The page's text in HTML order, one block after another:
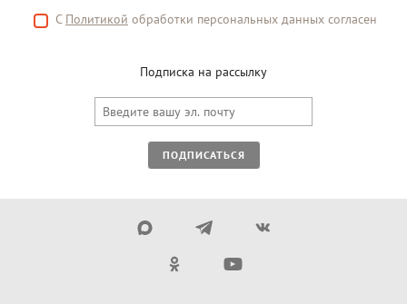
С Политикой обработки персональных данных согласен
Подписка на рассылку
ПОДПИСАТЬСЯ